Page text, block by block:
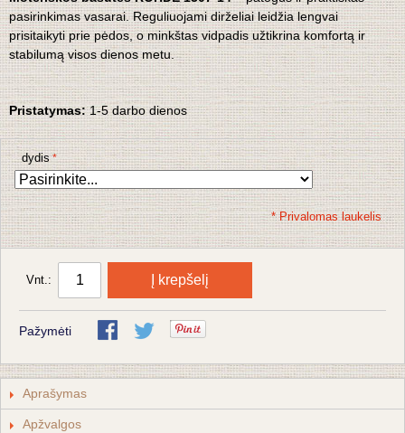
pasirinkimas vasarai. Reguliuojami dirželiai leidžia lengvai
prisitaikyti prie pėdos, o minkštas vidpadis užtikrina komfortą ir
stabilumą visos dienos metu.
Pristatymas:1-5 darbo dienos
dydis
* Privalomas laukelis
Vnt.: Į krepšelį
Pažymėti
Aprašymas
Apžvalgos